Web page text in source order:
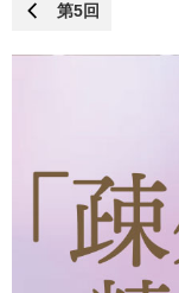
第5回